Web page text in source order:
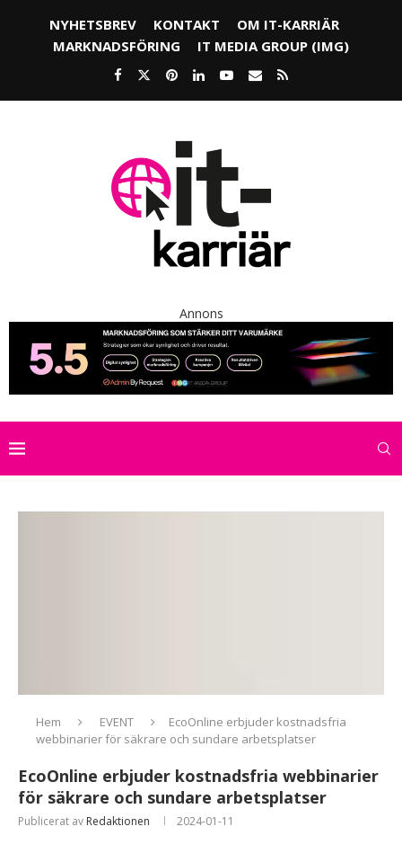
NYHETSBREV KONTAKT
OM IT-KARRIÄR
MARKNADSFÖRING
IT MEDIA GROUP (IMG)
Annons
Hem EVENT
EcoOnline erbjuder kostnadsfria
webbinarier för säkrare och sundare arbetsplatser
EcoOnline erbjuder kostnadsfria webbinarier
för säkrare och sundare arbetsplatser
Publicerat av Redaktionen 2024-01-11